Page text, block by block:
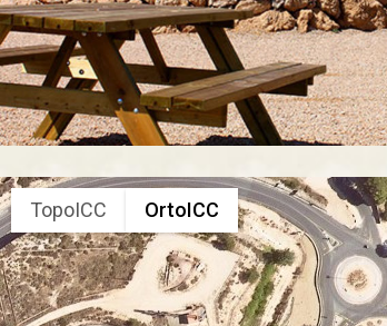
TopoICC OrtoICC